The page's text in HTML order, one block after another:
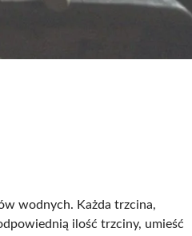
wodnych. Każda trzcina,
ilość trzciny, umieść